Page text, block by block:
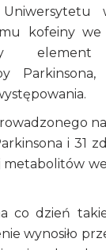
kofeiny
element
i 31
metabolitów
co dzień
wynosiło